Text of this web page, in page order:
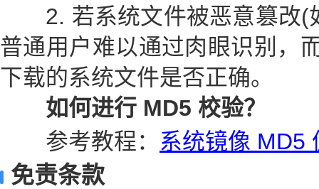
2. 若系统文件被恶意篡改(
普通用户难以通过肉眼识别，
下载的系统文件是否正确。
如何进行 MD5 校验？
参考教程： 系统镜像 MD5
免责条款